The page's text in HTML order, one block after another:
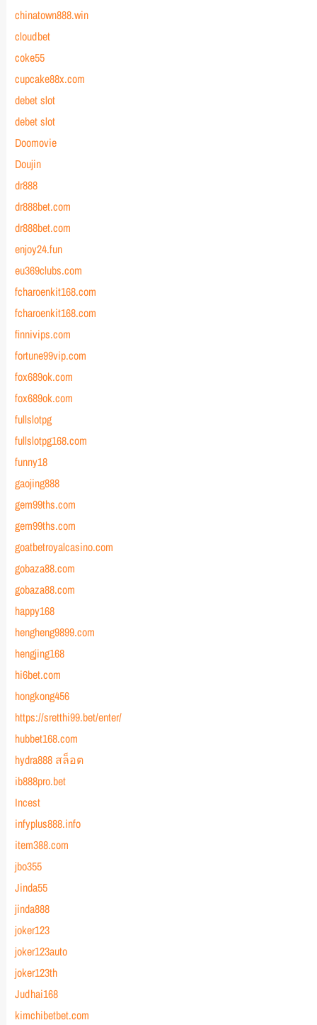
chinatown888.win
cloudbet
coke55
cupcake88x.com
debet slot
debet slot
Doomovie
Doujin
dr888
dr888bet.com
dr888bet.com
enjoy24.fun
eu369clubs.com
fcharoenkit168.com
fcharoenkit168.com
finnivips.com
fortune99vip.com
fox689ok.com
fox689ok.com
fullslotpg
fullslotpg168.com
funny18
gaojing888
gem99ths.com
gem99ths.com
goatbetroyalcasino.com
gobaza88.com
gobaza88.com
happy168
hengheng9899.com
hengjing168
hi6bet.com
hongkong456
https://sretthi99.bet/enter/
hubbet168.com
hydra888 สล็อต
ib888pro.bet
Incest
infyplus888.info
item388.com
jbo355
Jinda55
jinda888
joker123
joker123auto
joker123th
Judhai168
kimchibetbet.com